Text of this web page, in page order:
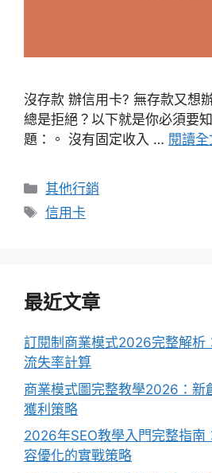
沒存款 辦信用卡? 無存款又想
總是拒絕？以下就是你必須要
題：。 沒有固定收入 … 閱讀全
分
類
其他行銷
標
信用卡
最近文章
訂閱制商業模式2026完整解析
流失率計算
商業模式圖完整教學2026：新
獲利策略
2026年SEO教學入門完整指南
容優化的實戰策略